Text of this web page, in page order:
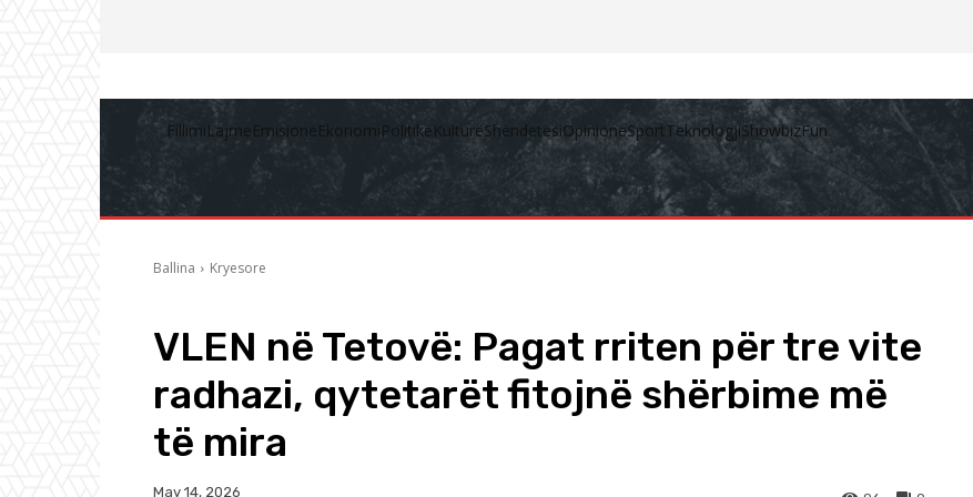
FillimiLajmeEmisioneEkonomiPolitikëKulturëShëndetësiOpinioneSportTeknologjiShowbizFun
Ballina Kryesore
VLEN në Tetovë: Pagat rriten për tre vite
radhazi, qytetarët fitojnë shërbime më
të mira
May 14, 2026